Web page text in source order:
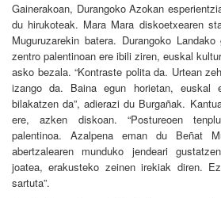
Gainerakoan, Durangoko Azokan
du hirukoteak. Mara Mara diskoetxearen
Muguruzarekin batera. Durangoko
zentro palentinoan ere ibili ziren, euskal
asko bezala. “Kontraste polita da. Urtean
izango da. Baina egun horietan, euskal
bilakatzen da”, adierazi du Burgañak.
ere, azken diskoan. “Postureoen
palentinoa. Azalpena eman du Beñat
abertzalearen munduko jendeari
joatea, erakusteko zeinen irekiak diren.
sartuta”.